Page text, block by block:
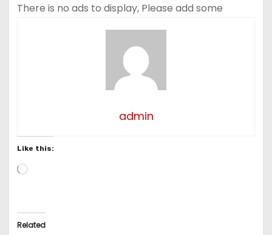
There is no ads to display, Please add some
admin
Like this:
L
i
n
Related